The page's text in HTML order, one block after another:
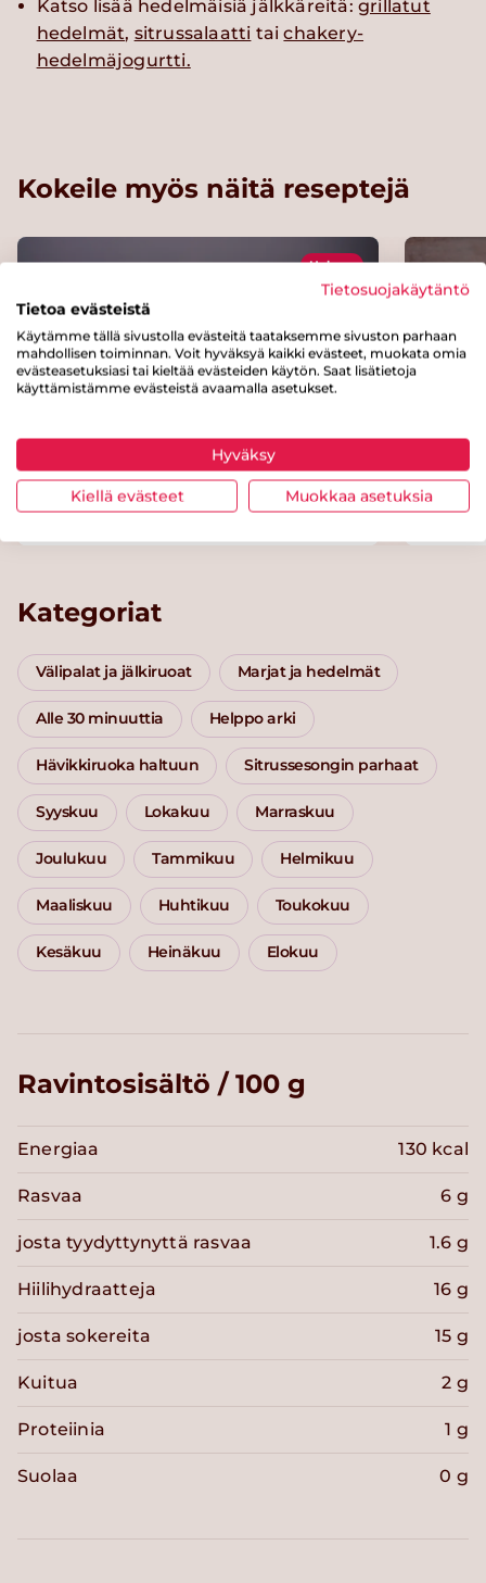
Katso lisää hedelmäisiä jälkkäreitä: grillatut
hedelmät, sitrussalaatti taichakery-
hedelmäjogurtti.
Kokeile myös näitä reseptejä
Helppo
Mango-puolukkasmoothie
Kategoriat
Välipalat ja jälkiruoat Marjat ja hedelmät
Alle 30 minuuttia Helppo arki
Hävikkiruoka haltuun Sitrussesongin parhaat
Syyskuu Lokakuu Marraskuu
Joulukuu Tammikuu Helmikuu
Maaliskuu Huhtikuu Toukokuu
Kesäkuu Heinäkuu Elokuu
Ravintosisältö / 100 g
Energiaa 130 kcal
Rasvaa 6 g
josta tyydyttynyttä rasvaa 1.6 g
Hiilihydraatteja 16 g
josta sokereita 15 g
Kuitua 2 g
Proteiinia 1 g
Suolaa 0 g
Tietosuojakäytäntö
Tietoa evästeistä
Käytämme tällä sivustolla evästeitä taataksemme sivuston parhaan
mahdollisen toiminnan. Voit hyväksyä kaikki evästeet, muokata omia
evästeasetuksiasi tai kieltää evästeiden käytön. Saat lisätietoja
käyttämistämme evästeistä avaamalla asetukset.
Hyväksy
Kiellä evästeet Muokkaa asetuksia